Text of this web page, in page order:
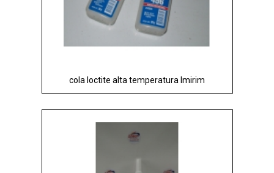
cola loctite alta temperatura Imirim